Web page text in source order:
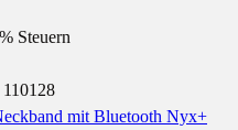
Steuern
mit Bluetooth Nyx+